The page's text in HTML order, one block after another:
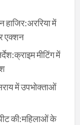
हाजिर:अररिया में
एक्शन
मीटिंग में
में उपभोक्ताओं
की:महिलाओं के